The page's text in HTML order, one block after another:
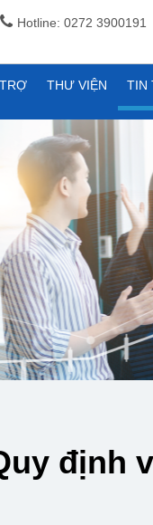
Hotline: 0272 3900191
THƯ VIỆN TIN
định